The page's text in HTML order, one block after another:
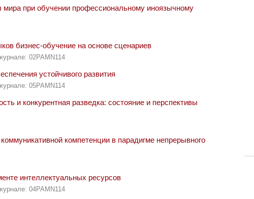
мира при обучении профессиональному иноязычному
бизнес-обучение на основе сценариев
02PAMN114
устойчивого развития
05PAMN114
и конкурентная разведка: состояние и перспективы
компетенции в парадигме непрерывного
интеллектуальных ресурсов
04PAMN114